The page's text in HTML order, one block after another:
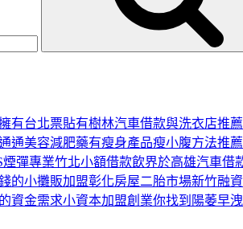
有台北票貼有樹林汽車借款與洗衣店推薦
通美容減肥藥有瘦身產品瘦小腹方法推薦
煙彈專業竹北小額借款飲界於高雄汽車借
的小攤販加盟彰化房屋二胎市場新竹融資
資金需求小資本加盟創業你找到陽萎早洩